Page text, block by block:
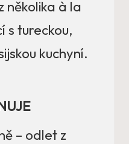
několika à la
s tureckou,
kuchyní.
– odlet z